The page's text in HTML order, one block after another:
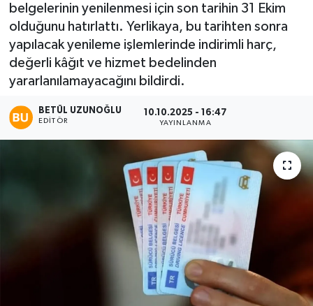
belgelerinin yenilenmesi için son tarihin 31 Ekim
olduğunu hatırlattı. Yerlikaya, bu tarihten sonra
yapılacak yenileme işlemlerinde indirimli harç,
değerli kâğıt ve hizmet bedelinden
yararlanılamayacağını bildirdi.
BETÜL UZUNOĞLU
EDITÖR
10.10.2025 - 16:47
YAYINLANMA
Kültür - Sanat
Yaşam
Haber Arşivi